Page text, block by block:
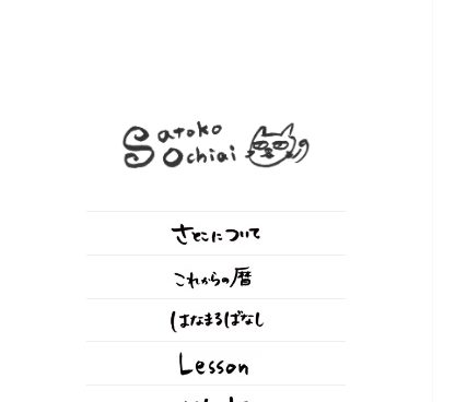
Site
詞、作曲、歌唱、朗読、ナレー
ション